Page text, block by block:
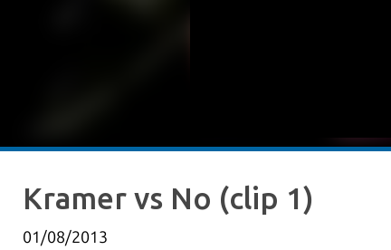
Kramer vs No (clip 1)
01/08/2013